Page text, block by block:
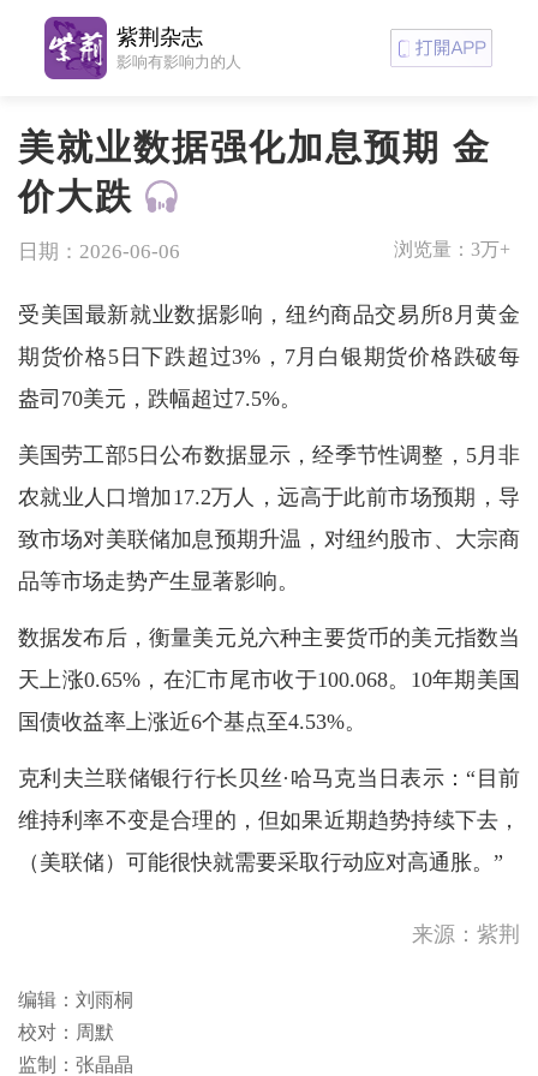
美就业数据强化加息预期 金
价大跌
日期：2026-06-06 浏览量： 3万+
受美国最新就业数据影响，纽约商品交易所8月黄金
期货价格5日下跌超过3%，7月白银期货价格跌破每
盎司70美元，跌幅超过7.5%。
美国劳工部5日公布数据显示，经季节性调整，5月非
农就业人口增加17.2万人，远高于此前市场预期，导
致市场对美联储加息预期升温，对纽约股市、大宗商
品等市场走势产生显著影响。
数据发布后，衡量美元兑六种主要货币的美元指数当
天上涨0.65%，在汇市尾市收于100.068。10年期美国
国债收益率上涨近6个基点至4.53%。
克利夫兰联储银行行长贝丝·哈马克当日表示：“目前
维持利率不变是合理的，但如果近期趋势持续下去，
（美联储）可能很快就需要采取行动应对高通胀。”
来源：紫荆
编辑：刘雨桐
校对：周默
监制：张晶晶
紫荆杂志
影响有影响力的人